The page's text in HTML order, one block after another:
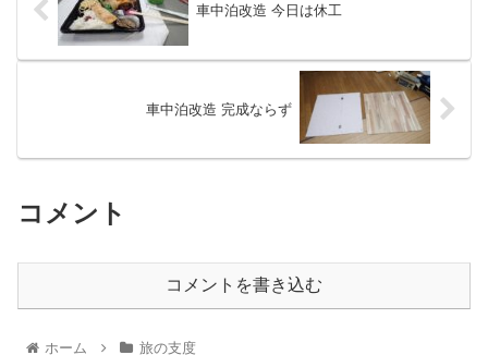
車中泊改造 今日は休工
車中泊改造 完成ならず
コメント
コメントを書き込む
ホーム 旅の支度